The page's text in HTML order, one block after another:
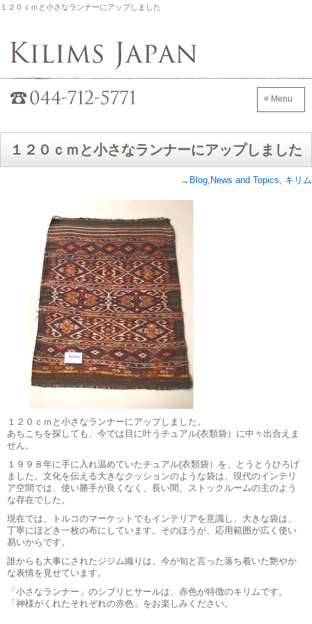
１２０ｃｍと小さなランナーにアップしました
≡ Menu
１２０ｃｍと小さなランナーにアップしました
→ Blog,News and Topics, キリム
１２０ｃｍと小さなランナーにアップしました。
あちこちを探しても、今では目に叶うチュアル(衣類袋）に中々出合えま
せん。
１９９８年に手に入れ温めていたチュアル(衣類袋）を、とうとうひろげ
ました。文化を伝える大きなクッションのような袋は、現代のインテリ
ア空間では、使い勝手が良くなく、長い間、ストックルームの主のよう
な存在でした。
現在では、トルコのマーケットでもインテリアを意識し、大きな袋は、
丁寧にほどき一枚の布にしています。そのほうが、応用範囲が広く使い
易いからです。
誰からも大事にされたジジム織りは、今が旬と言った落ち着いた艶やか
な表情を見せています。
「小さなランナー」のシブリヒサールは、赤色が特徴のキリムです。
「神様がくれたそれぞれの赤色」をお楽しみください。